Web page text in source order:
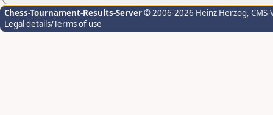
Chess-Tournament-Results-Server© 2006-2026 Heinz Herzog,
Legal details/Terms of use